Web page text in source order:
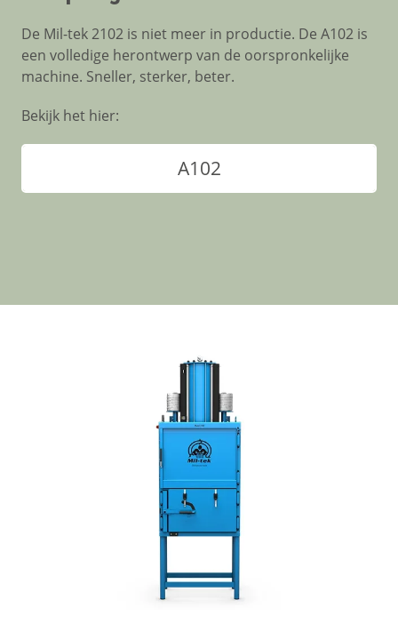
De Mil-tek 2102 is niet meer in productie. De A102 is
een volledige herontwerp van de oorspronkelijke
machine. Sneller, sterker, beter.
Bekijk het hier:
A102